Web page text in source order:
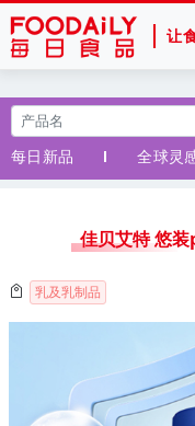
让
每日新品
全球灵
佳贝艾特 悠
乳及乳制品